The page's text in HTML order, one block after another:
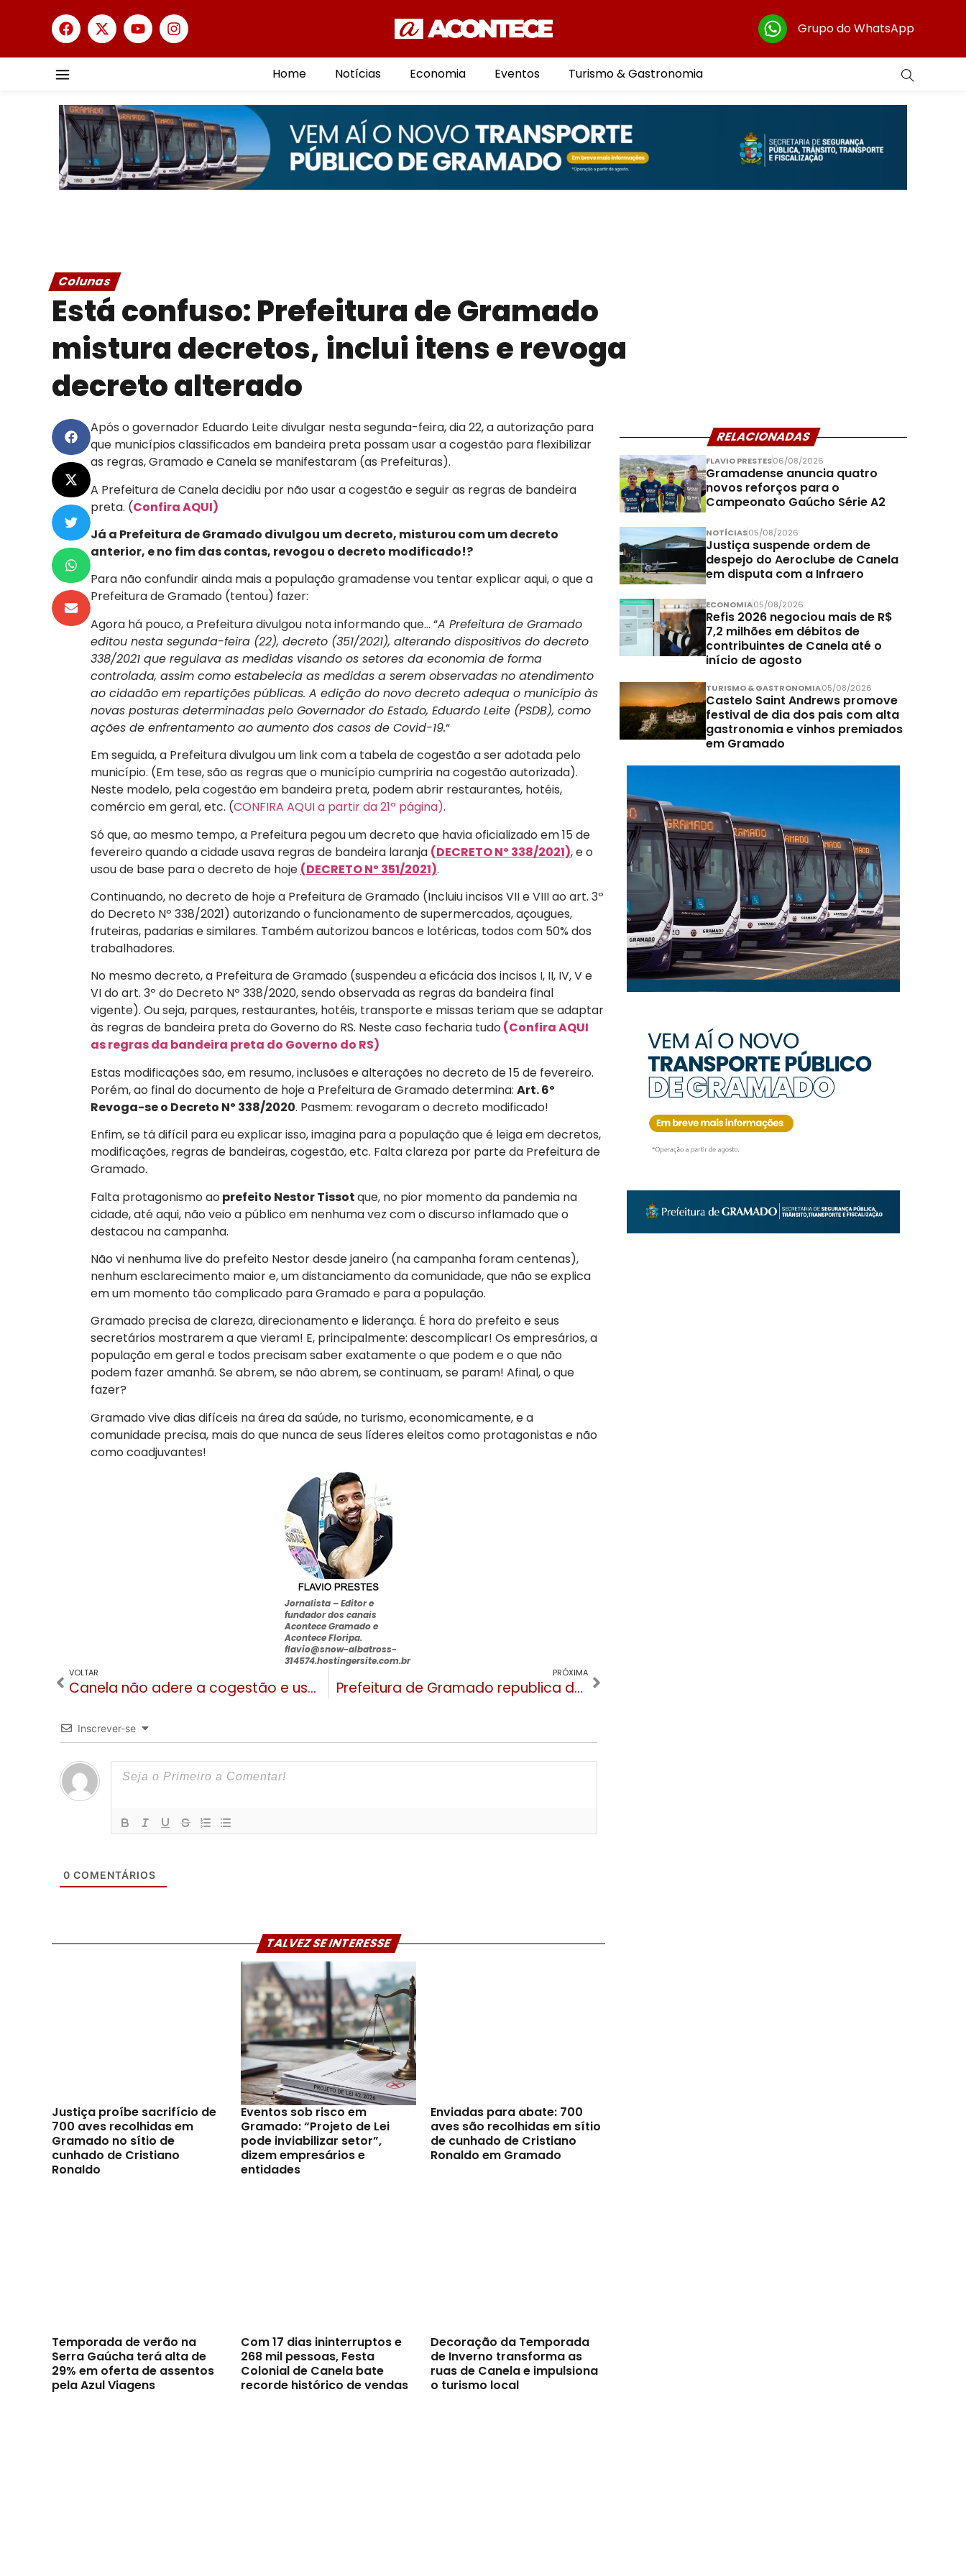
Grupo do WhatsApp
Home Notícias Economia Eventos Turismo & Gastronomia
Colunas
Está confuso: Prefeitura de Gramado
mistura decretos, inclui itens e revoga
decreto alterado
Após o governador Eduardo Leite divulgar nesta segunda-feira, dia 22, a autorização para
que municípios classificados em bandeira preta possam usar a cogestão para flexibilizar
as regras, Gramado e Canela se manifestaram (as Prefeituras).
A Prefeitura de Canela decidiu por não usar a cogestão e seguir as regras de bandeira
preta. (Confira AQUI)
Já a Prefeitura de Gramado divulgou um decreto, misturou com um decreto
anterior, e no fim das contas, revogou o decreto modificado!?
Para não confundir ainda mais a população gramadense vou tentar explicar aqui, o que a
Prefeitura de Gramado (tentou) fazer:
Agora há pouco, a Prefeitura divulgou nota informando que… “A Prefeitura de Gramado
editou nesta segunda-feira (22), decreto (351/2021), alterando dispositivos do decreto
338/2021 que regulava as medidas visando os setores da economia de forma
controlada, assim como estabelecia as medidas a serem observadas no atendimento
ao cidadão em repartições públicas. A edição do novo decreto adequa o município às
novas posturas determinadas pelo Governador do Estado, Eduardo Leite (PSDB), como
ações de enfrentamento ao aumento dos casos de Covid-19.“
Em seguida, a Prefeitura divulgou um link com a tabela de cogestão a ser adotada pelo
município. (Em tese, são as regras que o município cumpriria na cogestão autorizada).
Neste modelo, pela cogestão em bandeira preta, podem abrir restaurantes, hotéis,
comércio em geral, etc. (CONFIRA AQUI a partir da 21ª página).
Só que, ao mesmo tempo, a Prefeitura pegou um decreto que havia oficializado em 15 de
fevereiro quando a cidade usava regras de bandeira laranja (DECRETO Nº 338/2021), e o
usou de base para o decreto de hoje (DECRETO Nº 351/2021).
Continuando, no decreto de hoje a Prefeitura de Gramado (Incluiu incisos VII e VIII ao art. 3º
do Decreto Nº 338/2021) autorizando o funcionamento de supermercados, açougues,
fruteiras, padarias e similares. Também autorizou bancos e lotéricas, todos com 50% dos
trabalhadores.
No mesmo decreto, a Prefeitura de Gramado (suspendeu a eficácia dos incisos I, II, IV, V e
VI do art. 3º do Decreto Nº 338/2020, sendo observada as regras da bandeira final
vigente). Ou seja, parques, restaurantes, hotéis, transporte e missas teriam que se adaptar
às regras de bandeira preta do Governo do RS. Neste caso fecharia tudo(Confira AQUI
as regras da bandeira preta do Governo do RS)
Estas modificações são, em resumo, inclusões e alterações no decreto de 15 de fevereiro.
Porém, ao final do documento de hoje a Prefeitura de Gramado determina: Art. 6º
Revoga-se o Decreto Nº 338/2020. Pasmem: revogaram o decreto modificado!
Enfim, se tá difícil para eu explicar isso, imagina para a população que é leiga em decretos,
modificações, regras de bandeiras, cogestão, etc. Falta clareza por parte da Prefeitura de
Gramado.
Falta protagonismo aoprefeito Nestor Tissotque, no pior momento da pandemia na
cidade, até aqui, não veio a público em nenhuma vez com o discurso inflamado que o
destacou na campanha.
Não vi nenhuma live do prefeito Nestor desde janeiro (na campanha foram centenas),
nenhum esclarecimento maior e, um distanciamento da comunidade, que não se explica
em um momento tão complicado para Gramado e para a população.
Gramado precisa de clareza, direcionamento e liderança. É hora do prefeito e seus
secretários mostrarem a que vieram! E, principalmente: descomplicar! Os empresários, a
população em geral e todos precisam saber exatamente o que podem e o que não
podem fazer amanhã. Se abrem, se não abrem, se continuam, se param! Afinal, o que
fazer?
Gramado vive dias difíceis na área da saúde, no turismo, economicamente, e a
comunidade precisa, mais do que nunca de seus líderes eleitos como protagonistas e não
como coadjuvantes!
Jornalista –Editor e
fundador dos canais
Acontece Gramado e
Acontece Floripa.
flavio@snow-albatross-
314574.hostingersite.com.br
VOLTAR
Canela não adere a cogestão e usará regras da bandeira preta
PRÓXIMA
Prefeitura de Gramado republica decreto. Entenda as regras a serem seguidas
Inscrever-se
0 COMENTÁRIOS
TALVEZ SE INTERESSE
Justiça proíbe sacrifício de
700 aves recolhidas em
Gramado no sítio de
cunhado de Cristiano
Ronaldo
Eventos sob risco em
Gramado: “Projeto de Lei
pode inviabilizar setor”,
dizem empresários e
entidades
Enviadas para abate: 700
aves são recolhidas em sítio
de cunhado de Cristiano
Ronaldo em Gramado
Temporada de verão na
Serra Gaúcha terá alta de
29% em oferta de assentos
pela Azul Viagens
Com 17 dias ininterruptos e
268 mil pessoas, Festa
Colonial de Canela bate
recorde histórico de vendas
Decoração da Temporada
de Inverno transforma as
ruas de Canela e impulsiona
o turismo local
RELACIONADAS
FLAVIO PRESTES06/08/2026
Gramadense anuncia quatro
novos reforços para o
Campeonato Gaúcho Série A2
NOTÍCIAS05/08/2026
Justiça suspende ordem de
despejo do Aeroclube de Canela
em disputa com a Infraero
ECONOMIA05/08/2026
Refis 2026 negociou mais de R$
7,2 milhões em débitos de
contribuintes de Canela até o
início de agosto
TURISMO & GASTRONOMIA05/08/2026
Castelo Saint Andrews promove
festival de dia dos pais com alta
gastronomia e vinhos premiados
em Gramado